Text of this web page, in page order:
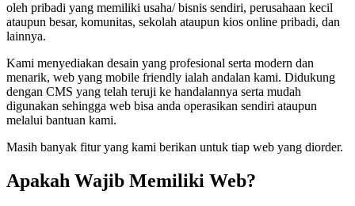
oleh pribadi yang memiliki usaha/ bisnis sendiri, perusahaan kecil
ataupun besar, komunitas, sekolah ataupun kios online pribadi, dan
lainnya.
Kami menyediakan desain yang profesional serta modern dan
menarik, web yang mobile friendly ialah andalan kami. Didukung
dengan CMS yang telah teruji ke handalannya serta mudah
digunakan sehingga web bisa anda operasikan sendiri ataupun
melalui bantuan kami.
Masih banyak fitur yang kami berikan untuk tiap web yang diorder.
Apakah Wajib Memiliki Web?